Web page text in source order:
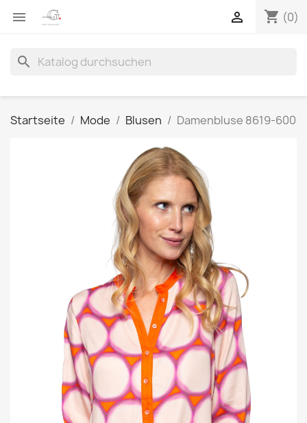
 shopping_cart (0)

search
Startseite Mode Blusen Damenbluse 8619-600